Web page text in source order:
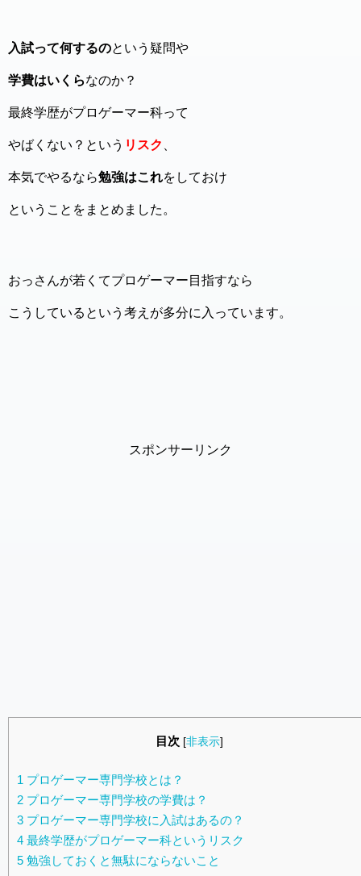
入試って何するのという疑問や
学費はいくらなのか？
最終学歴がプロゲーマー科って
やばくない？という リスク
本気でやるなら勉強はこれをしておけ
ということをまとめました。
おっさんが若くてプロゲーマー目指すなら
こうしているという考えが多分に入っています。
スポンサーリンク
目次 [非表示]
1 プロゲーマー専門学校とは？
2 プロゲーマー専門学校の学費は？
3 プロゲーマー専門学校に入試はあるの？
4 最終学歴がプロゲーマー科というリスク
5 勉強しておくと無駄にならないこと